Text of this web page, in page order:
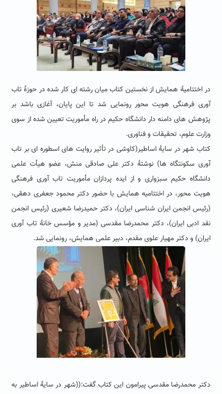
در اختتامیهٔ همایش از نخستین کتاب میان رشته ای کار شده در حوزهٔ تاب
آوری فرهنگی هویت محور رونمایی شد تا این پایان، آغازی باشد بر
پژوهش های دامنه دار دانشگاه حکیم در راه مأموریت تعیین شده از سوی
وزارت علوم، تحقیقات و فناوری.
کتاب شهر در سایهٔ اساطیر(کاوشی در تأثیر روایت های اسطوره ای بر تاب
آوری سکونتگاه ها) نوشتهٔ دکتر علی صادقی منش، عضو هیأت علمی
دانشگاه حکیم سبزواری و از ایده پردازان مأموریت تاب آوری فرهنگی
هویت محور، در اختتامیه همایش با حضور دکتر محمود جعفری دهقی،
(رئیس انجمن ایران شناسی ایران)، دکتر حمیدرضا شعیری (رئیس انجمن
نقد ادبی ایران)، دکتر محمدرضا مقدسی (مدیر و مؤسس خانهٔ تاب آوری
ایران) و دکتر مهیار علوی مقدم، دبیر علمی همایش، رونمایی شد.
دکتر محمدرضا مقدسی پیرامون این کتاب گفت:((شهر در سایهٔ اساطیر به